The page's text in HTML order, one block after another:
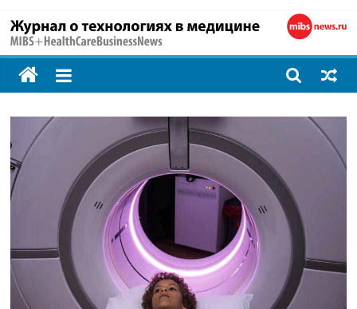
MIBS
+
Технологии
на
здоровья